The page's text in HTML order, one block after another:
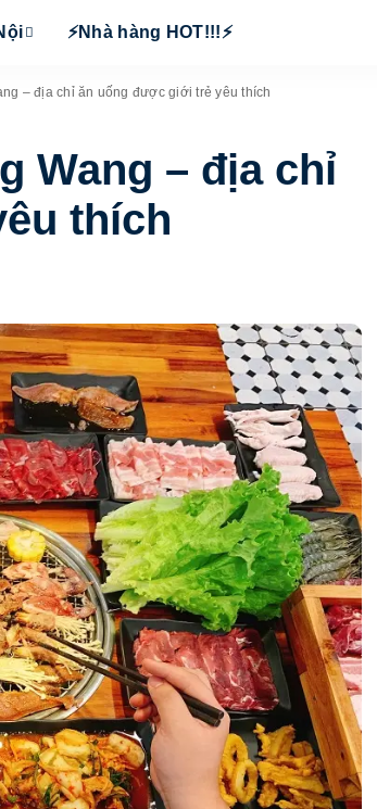
⚡Nhà hàng HOT!!!⚡
– địa chỉ ăn uống được giới trẻ yêu thích
Wang – địa chỉ
thích